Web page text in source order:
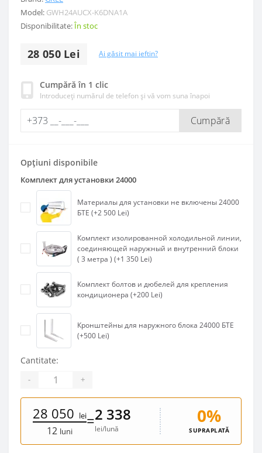
Model: GWH24AUCX-K6DNA1A
Disponibilitate:În stoc
28 050 Lei Ai găsit mai ieftin?
Cumpără în 1 clic
Introduceți numărul de telefon și vă vom suna înapoi
Cumpără
Opțiuni disponibile
Комплект для установки 24000
Материалы для установки не включены 24000
БТЕ (+2 500 Lei)
Комплект изолированной холодильной линии,
соединяющей наружный и внутренний блоки
( 3 метра ) (+1 350 Lei)
Комплект болтов и дюбелей для крепления
кондиционера (+200 Lei)
Кронштейны для наружного блока 24000 БТЕ
(+500 Lei)
Cantitate:
- +
28 050 lei
12 luni
=2 338
lei/lună
0%
SUPRAPLATĂ